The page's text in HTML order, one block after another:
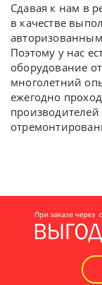
Сдавая к нам в
в качестве
Поэтому у нас
оборудование
многолетний
ежегодно